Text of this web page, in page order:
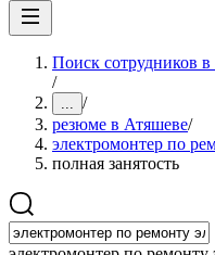
Поиск сотрудников
/
... /
резюме в Атяшеве/
электромонтер по
полная занятость